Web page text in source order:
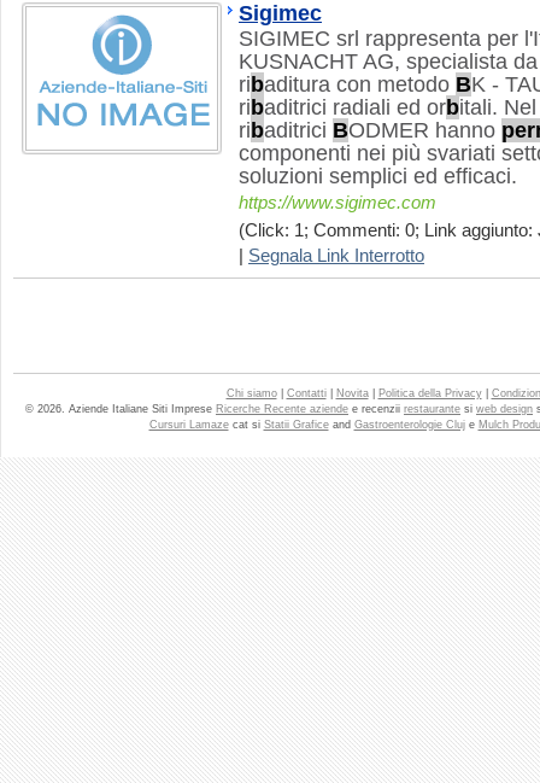
Sigimec
SIGIMEC srl rappresenta per
KUSNACHT AG, specialista
ri baditura con metodo BK -
ri baditrici radiali ed orbitali.
ri baditrici BODMER hanno
componenti nei più svariati
soluzioni semplici ed efficaci.
https://www.sigimec.com
(Click: 1; Commenti: 0; Link aggiunto:
Segnala Link Interrotto
Chi siamo| Contatti| Novita| Politica della Privacy|
© 2026. Aziende Italiane Siti Imprese Ricerche Recente aziende e recenzii restaurante si web design
Cursuri Lamazecat si Statii Graficeand Gastroenterologie Cluje Mulch